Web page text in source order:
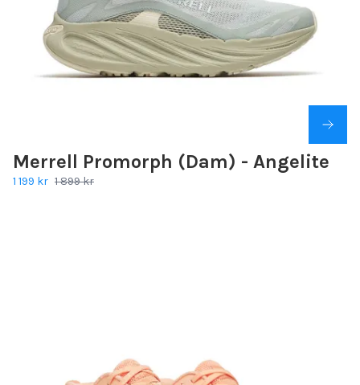
Merrell Promorph (Dam) - Angelite
1 199 kr 1 899 kr